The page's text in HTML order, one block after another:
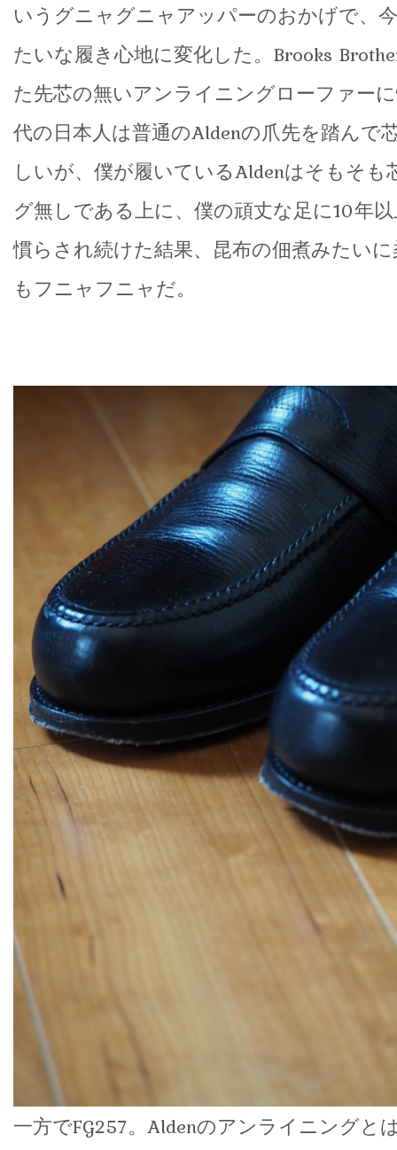
いうグニャグニャアッパーのおかげで、
たいな履き心地に変化した。Brooks
た先芯の無いアンライニングローファー
代の日本人は普通のAldenの爪先を踏んで
しいが、僕が履いているAldenはそもそも
グ無しである上に、僕の頑丈な足に10年
慣らされ続けた結果、昆布の佃煮みたい
もフニャフニャだ。
一方でFG257。Aldenのアンライニングと